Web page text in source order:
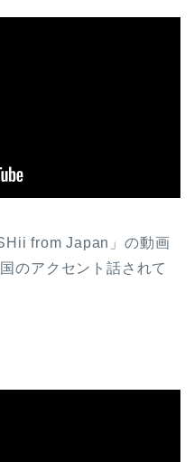
from Japan」の動画
のアクセント話されて